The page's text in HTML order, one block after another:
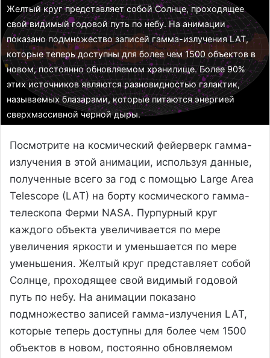
Желтый круг представляет собой Солнце, проходящее
свой видимый годовой путь по небу. На анимации
показано подмножество записей гамма-излучения LAT,
которые теперь доступны для более чем 1500 объектов в
новом, постоянно обновляемом хранилище. Более 90%
этих источников являются разновидностью галактик,
называемых блазарами, которые питаются энергией
сверхмассивной черной дыры.
Посмотрите на космический фейерверк гамма-
излучения в этой анимации, используя данные,
полученные всего за год с помощью Large Area
Telescope (LAT) на борту космического гамма-
телескопа Ферми NASA. Пурпурный круг
каждого объекта увеличивается по мере
увеличения яркости и уменьшается по мере
уменьшения. Желтый круг представляет собой
Солнце, проходящее свой видимый годовой
путь по небу. На анимации показано
подмножество записей гамма-излучения LAT,
которые теперь доступны для более чем 1500
объектов в новом, постоянно обновляемом